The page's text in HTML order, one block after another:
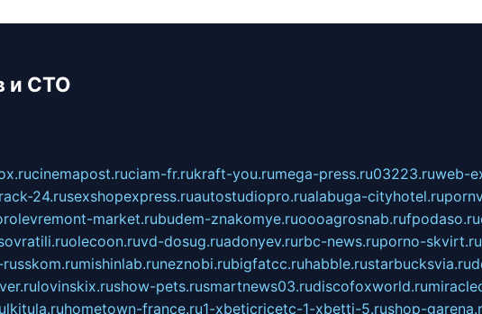
и СТО
cinemapost.ruciam-fr.rukraft-you.rumega-press.ru03223.ruweb-
24.rusexshopexpress.ruautostudiopro.rualabuga-cityhotel.ru
market.rubudem-znakomye.ruoooagrosnab.rufpodaso.ru
olecoon.ruvd-dosug.ruadonyev.rurbc-news.ruporno-skvirt.ru
mishinlab.runeznobi.rubigfatcc.ruhabble.rustarbucksvia.ru
lovinskix.rushow-pets.rusmartnews03.rudiscofoxworld.ru
hometown-france.ru1-xbeticricetc-1-xbetti-5.rushop-